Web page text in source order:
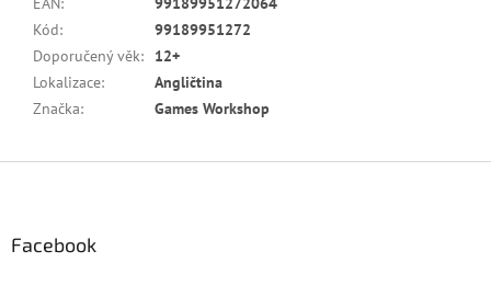
Kód:
99189951272
Doporučený věk:
12+
Lokalizace:
Angličtina
Značka: Games Workshop
Facebook